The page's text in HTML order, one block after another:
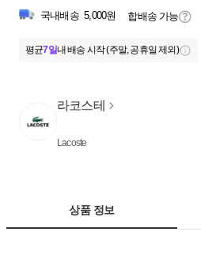
국내배송 5,000원 합배송 가능
평균7일내 배송 시작 (주말, 공휴일 제외)
라코스테
Lacoste
상품 정보